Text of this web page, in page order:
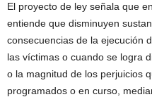
El proyecto de ley señala que
entiende que disminuyen
consecuencias de la ejecución
las víctimas o cuando se logra
o la magnitud de los perjuicios
programados o en curso,